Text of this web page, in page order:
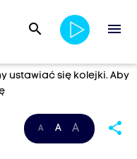
search menu
ustawiać się kolejki. Aby
A A A share